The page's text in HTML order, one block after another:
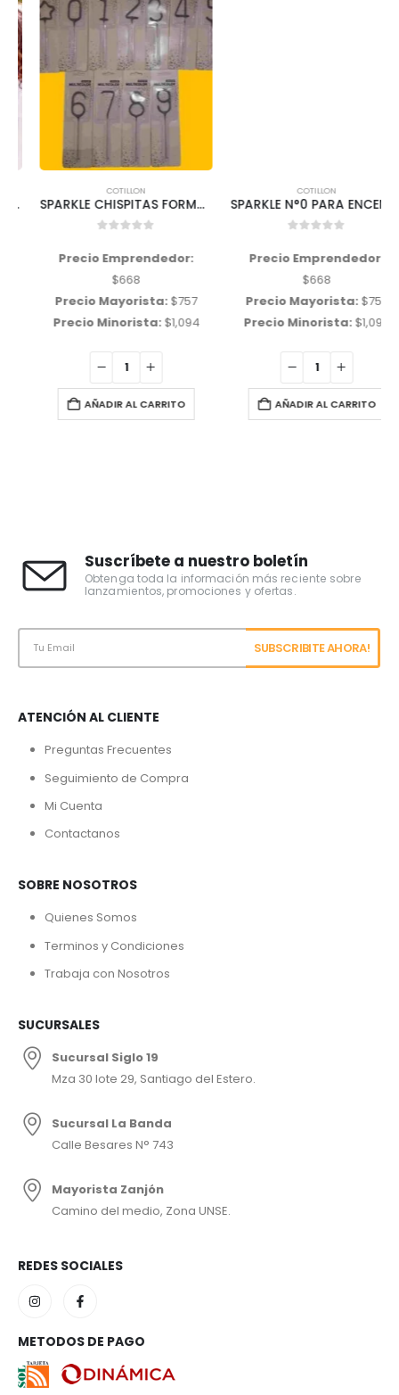
COTILLON
SPARKLE CHISPITAS FORMA ESTRELLITA
Precio Emprendedor:
668
Precio Mayorista: $757
Precio Minorista:$1,094
AÑADIR AL CARRITO
COTILLON
SPARKLE N°0 PARA ENCENDER CHISPITAS
Precio Emprendedor:
668
Precio Mayorista: $757
Precio Minorista:$1,094
AÑADIR AL CARRITO
Suscríbete a nuestro boletín
Obtenga toda la información más reciente sobre
lanzamientos, promociones y ofertas.
ATENCIÓN AL CLIENTE
Preguntas Frecuentes
Seguimiento de Compra
Mi Cuenta
Contactanos
SOBRE NOSOTROS
Quienes Somos
Terminos y Condiciones
Trabaja con Nosotros
SUCURSALES
Sucursal Siglo 19
Mza 30 lote 29, Santiago del Estero.
Sucursal La Banda
Calle Besares N° 743
Mayorista Zanjón
Camino del medio, Zona UNSE.
REDES SOCIALES
METODOS DE PAGO